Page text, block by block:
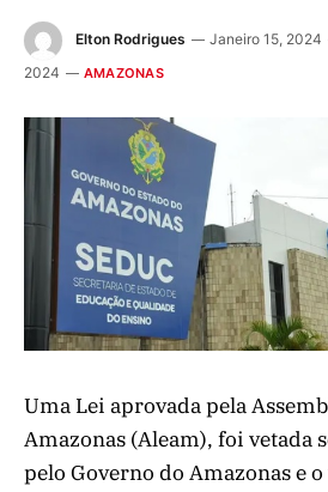
Elton Rodrigues Janeiro 15, 2024
2024
AMAZONAS
Uma Lei aprovada pela
Amazonas (Aleam), foi vetada
pelo Governo do Amazonas e o